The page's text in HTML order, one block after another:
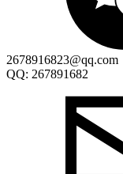
2678916823@qq.com
QQ: 267891682